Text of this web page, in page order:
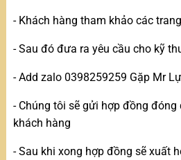
- Khách hàng tham khảo các
- Sau đó đưa ra yêu cầu cho kỹ
- Add zalo 0398259259 Gặp Mr
- Chúng tôi sẽ gửi hợp đồng
khách hàng
- Sau khi xong hợp đồng sẽ xuất